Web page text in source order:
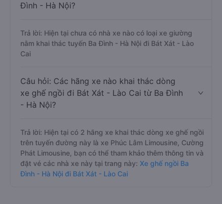
Đình - Hà Nội?
Trả lời: Hiện tại chưa có nhà xe nào có loại xe giường
nằm khai thác tuyến Ba Đình - Hà Nội đi Bát Xát - Lào
Cai
Câu hỏi: Các hãng xe nào khai thác dòng
xe ghế ngồi đi Bát Xát - Lào Cai từ Ba Đình
- Hà Nội?
Trả lời: Hiện tại có 2 hãng xe khai thác dòng xe ghế ngồi
trên tuyến đường này là xe Phúc Lâm Limousine, Cường
Phát Limousine, bạn có thể tham khảo thêm thông tin và
đặt vé các nhà xe này tại trang này: Xe ghế ngồi Ba
Đình - Hà Nội đi Bát Xát - Lào Cai